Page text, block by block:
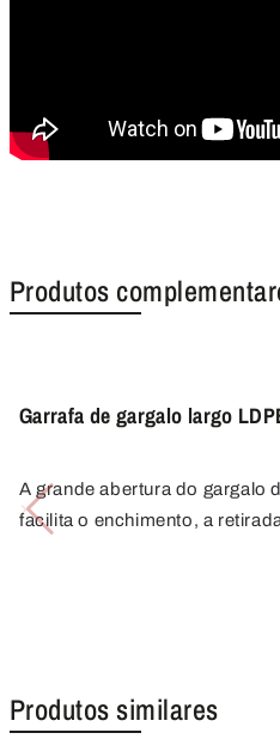
Produtos
Garrafa de gargalo largo
A grande abertura do gargalo
facilita o enchimento, a
tampa de rosca estanque a
transporte e armazenamento
Produtos similares